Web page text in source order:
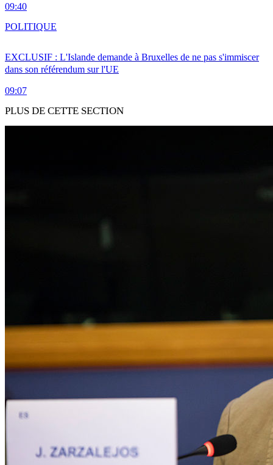
09:40
EXCLUSIF : L'Islande demande à Bruxelles de ne pas s'immiscer
dans son référendum sur l'UE
09:07
POLITIQUE
PLUS DE CETTE SECTION